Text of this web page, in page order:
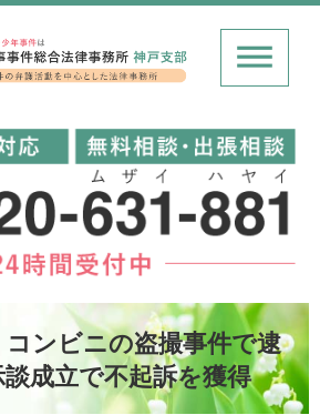
コンビニの盗撮事件で逮
成立で不起訴を獲得